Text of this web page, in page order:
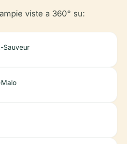
viste a 360° su:
Sauveur